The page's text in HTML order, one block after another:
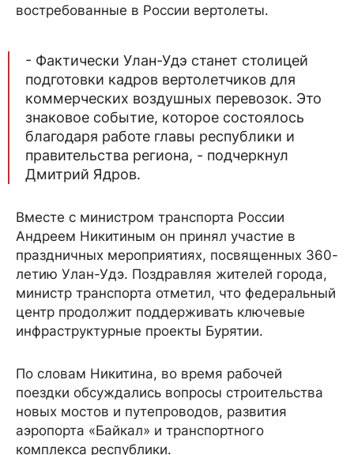
востребованные в России вертолеты.
- Фактически Улан-Удэ станет столицей
подготовки кадров вертолетчиков для
коммерческих воздушных перевозок. Это
знаковое событие, которое состоялось
благодаря работе главы республики и
правительства региона, - подчеркнул
Дмитрий Ядров.
Вместе с министром транспорта России
Андреем Никитиным он принял участие в
праздничных мероприятиях, посвященных 360-
летию Улан-Удэ. Поздравляя жителей города,
министр транспорта отметил, что федеральный
центр продолжит поддерживать ключевые
инфраструктурные проекты Бурятии.
По словам Никитина, во время рабочей
поездки обсуждались вопросы строительства
новых мостов и путепроводов, развития
аэропорта «Байкал» и транспортного
комплекса республики.